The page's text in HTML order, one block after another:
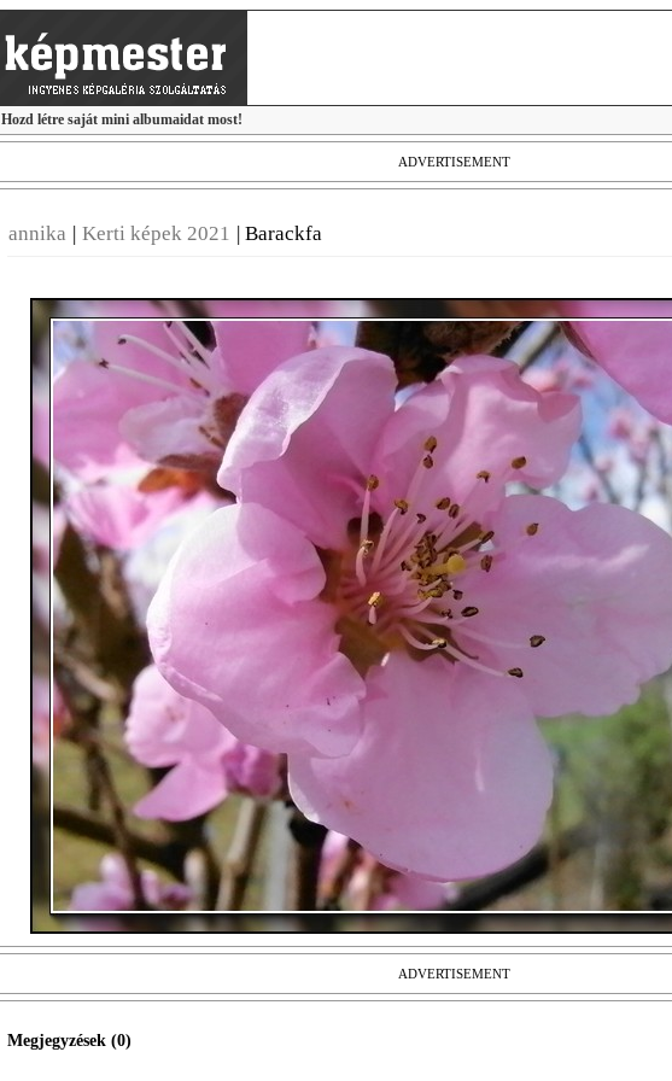
Hozd létre saját mini albumaidat most!
ADVERTISEMENT
annika | Kerti képek 2021 | Barackfa
ADVERTISEMENT
Megjegyzések (0)